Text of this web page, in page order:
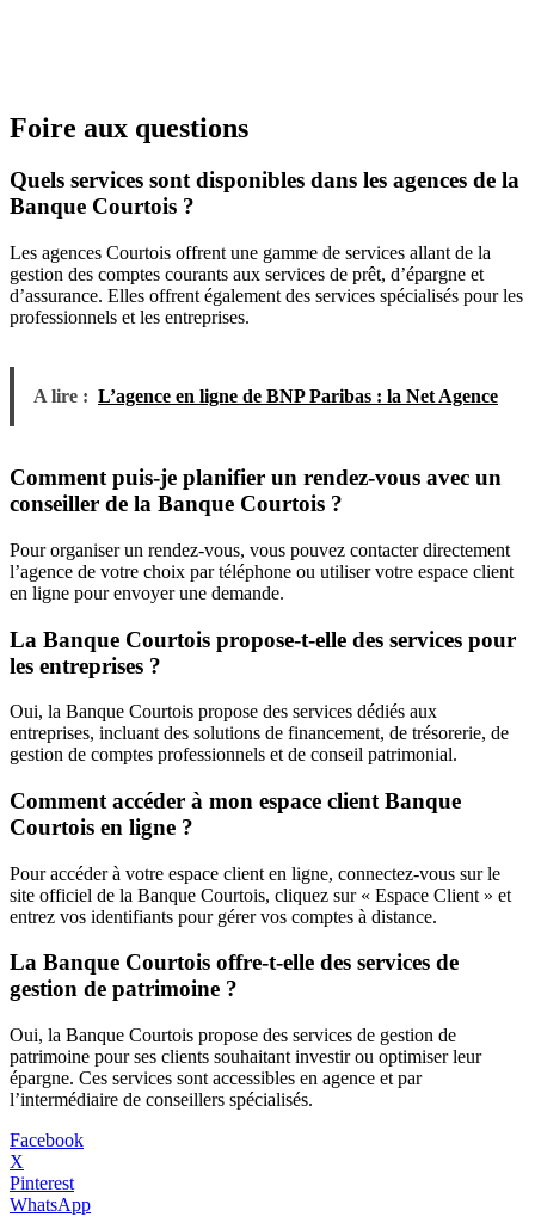
Foire aux questions
Quels services sont disponibles dans les agences de la
Banque Courtois ?
Les agences Courtois offrent une gamme de services allant de la
gestion des comptes courants aux services de prêt, d’épargne et
d’assurance. Elles offrent également des services spécialisés pour les
professionnels et les entreprises.
A lire : L’agence en ligne de BNP Paribas : la Net Agence
Comment puis-je planifier un rendez-vous avec un
conseiller de la Banque Courtois ?
Pour organiser un rendez-vous, vous pouvez contacter directement
l’agence de votre choix par téléphone ou utiliser votre espace client
en ligne pour envoyer une demande.
La Banque Courtois propose-t-elle des services pour
les entreprises ?
Oui, la Banque Courtois propose des services dédiés aux
entreprises, incluant des solutions de financement, de trésorerie, de
gestion de comptes professionnels et de conseil patrimonial.
Comment accéder à mon espace client Banque
Courtois en ligne ?
Pour accéder à votre espace client en ligne, connectez-vous sur le
site officiel de la Banque Courtois, cliquez sur « Espace Client » et
entrez vos identifiants pour gérer vos comptes à distance.
La Banque Courtois offre-t-elle des services de
gestion de patrimoine ?
Oui, la Banque Courtois propose des services de gestion de
patrimoine pour ses clients souhaitant investir ou optimiser leur
épargne. Ces services sont accessibles en agence et par
l’intermédiaire de conseillers spécialisés.
Facebook
X
Pinterest
WhatsApp